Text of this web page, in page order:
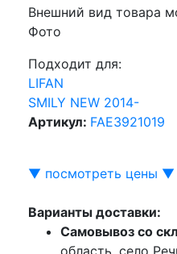
Внешний вид товара
Фото
Подходит для:
LIFAN
SMILY NEW 2014-
Артикул: FAE3921019
▼ посмотреть цены ▼
Варианты доставки:
Самовывоз со